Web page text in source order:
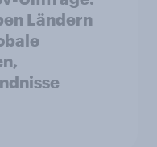
Ländern